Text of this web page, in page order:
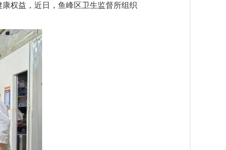
权益，近日，鱼峰区卫生监督所组织